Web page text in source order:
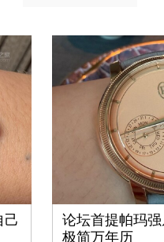
己
论坛首提帕玛
极简万年历